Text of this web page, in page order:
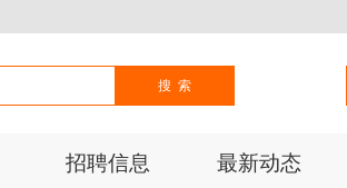
搜索
招聘信息 最新动态